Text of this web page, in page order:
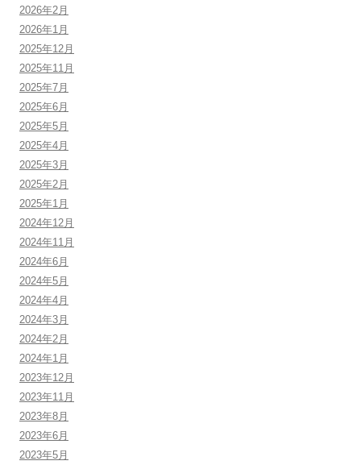
2026年2月
2026年1月
2025年12月
2025年11月
2025年7月
2025年6月
2025年5月
2025年4月
2025年3月
2025年2月
2025年1月
2024年12月
2024年11月
2024年6月
2024年5月
2024年4月
2024年3月
2024年2月
2024年1月
2023年12月
2023年11月
2023年8月
2023年6月
2023年5月